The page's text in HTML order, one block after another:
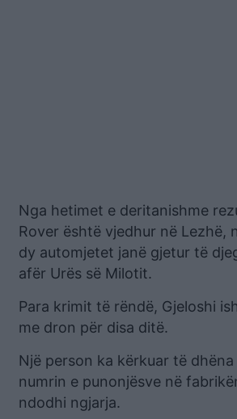
Nga hetimet e deritanishme
Rover është vjedhur në Lezhë,
dy automjetet janë gjetur të
afër Urës së Milotit.
Para krimit të rëndë, Gjeloshi
me dron për disa ditë.
Një person ka kërkuar të
numrin e punonjësve në
ndodhi ngjarja.